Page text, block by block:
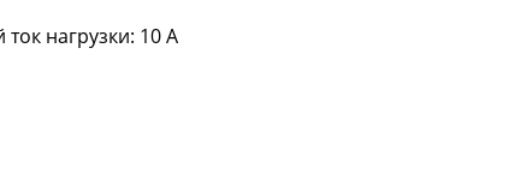
нагрузки: 10 А